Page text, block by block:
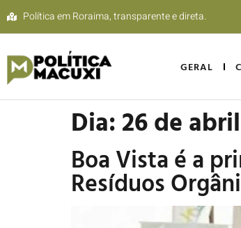
Política em Roraima, transparente e direta.
GERAL
Dia: 26 de
Boa Vista é a
Resíduos